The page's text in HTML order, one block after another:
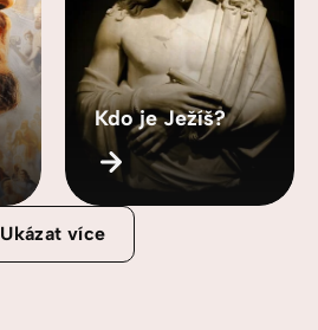
Kdo je Ježíš?
Ukázat více